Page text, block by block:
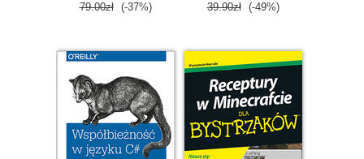
79.00zł (-37%) 39.90zł (-49%)